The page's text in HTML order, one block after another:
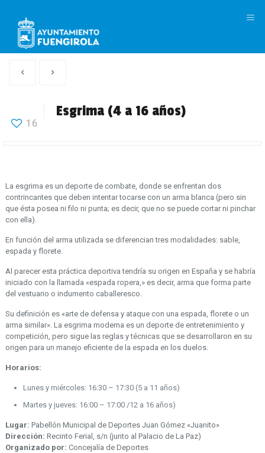
anterior
16
Esgrima (4 a 16 años)
La esgrima es un deporte de combate, donde se enfrentan dos
contrincantes que deben intentar tocarse con un arma blanca (pero sin
que ésta posea ni filo ni punta; es decir, que no se puede cortar ni pinchar
con ella).
En función del arma utilizada se diferencian tres modalidades: sable,
espada y florete.
Al parecer esta práctica deportiva tendría su origen en España y se habría
iniciado con la llamada «espada ropera,» es decir, arma que forma parte
del vestuario o indumento caballeresco.
Su definición es «arte de defensa y ataque con una espada, florete o un
arma similar». La esgrima moderna es un deporte de entretenimiento y
competición, pero sigue las reglas y técnicas que se desarrollaron en su
origen para un manejo eficiente de la espada en los duelos.
Horarios:
Lunes y miércoles: 16:30 – 17:30 (5 a 11 años)
Martes y jueves: 16:00 – 17:00 /12 a 16 años)
Lugar: Pabellón Municipal de Deportes Juan Gómez «Juanito»
Dirección: Recinto Ferial, s/n (junto al Palacio de La Paz)
Organizado por: Concejalía de Deportes